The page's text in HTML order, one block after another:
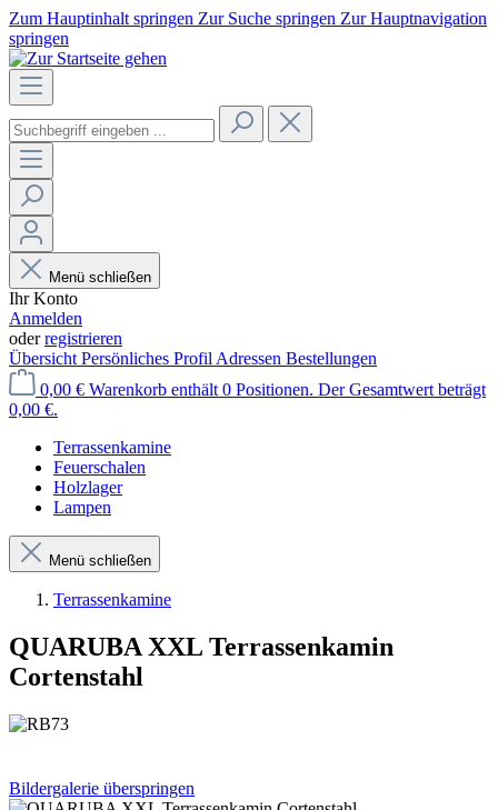
Zum Hauptinhalt springen Zur Suche springen Zur Hauptnavigation
springen
Menü schließen
Ihr Konto
Anmelden
oderregistrieren
Übersicht Persönliches Profil Adressen Bestellungen
0,00 € Warenkorb enthält 0 Positionen. Der Gesamtwert beträgt
0,00 €.
Terrassenkamine
Feuerschalen
Holzlager
Lampen
Menü schließen
Terrassenkamine
QUARUBA XXL Terrassenkamin
Cortenstahl
Bildergalerie überspringen